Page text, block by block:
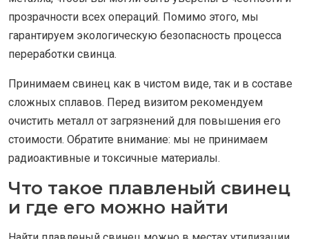
прозрачности всех операций. Помимо этого, мы
гарантируем экологическую безопасность процесса
переработки свинца.
Принимаем свинец как в чистом виде, так и в составе
сложных сплавов. Перед визитом рекомендуем
очистить металл от загрязнений для повышения его
стоимости. Обратите внимание: мы не принимаем
радиоактивные и токсичные материалы.
Что такое плавленый свинец
и где его можно найти